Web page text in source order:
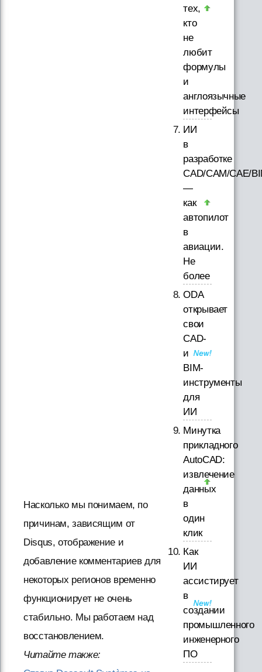
Насколько мы понимаем, по
причинам, зависящим от
Disqus, отображение и
добавление комментариев для
некоторых регионов временно
функционирует не очень
стабильно. Мы работаем над
восстановлением.
Читайте также:
тех,
кто
не
любит
формулы
и
англоязычные
интерфейсы
ИИ
в
разработке
CAD/CAM/CAE/
—
как
автопилот
в
авиации.
Не
более
ODA
открывает
свои
CAD-
и
BIM-
инструменты
для
ИИ
Минутка
прикладного
AutoCAD:
извлечение
данных
в
один
клик
Как
ИИ
ассистирует
в
создании
промышленного
инженерного
ПО